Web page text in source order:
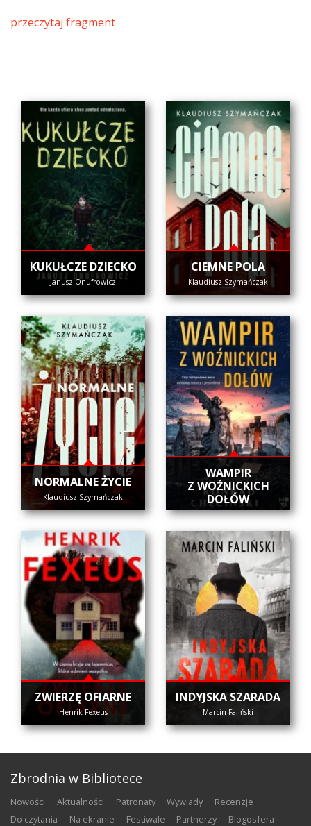
przeczytaj fragment
KUKUŁCZE DZIECKO
Janusz Onufrowicz
CIEMNE POLA
Klaudiusz Szymańczak
NORMALNE ŻYCIE
Klaudiusz Szymańczak
WAMPIR
Z WOŹNICKICH
DOŁÓW
ZWIERZĘ OFIARNE
Henrik Fexeus
INDYJSKA SZARADA
Marcin Faliński
Zbrodnia w Bibliotece
nowości aktualności patronaty wywiady
recenzje
do czytania
na ekranie festiwale partnerzy blogosfera